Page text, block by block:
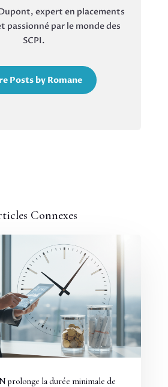
expert en placements
passionné par le monde des
SCPI.
Posts by Romane
Connexes
prolonge la durée minimale de